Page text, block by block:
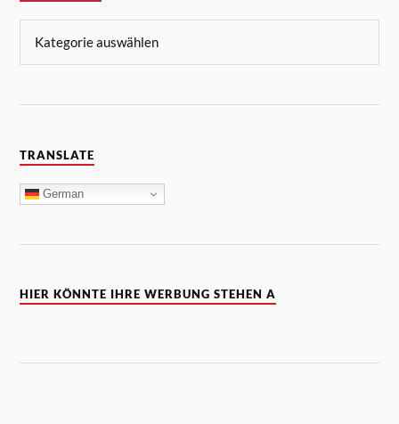
TRANSLATE
German
HIER KÖNNTE IHRE WERBUNG STEHEN A